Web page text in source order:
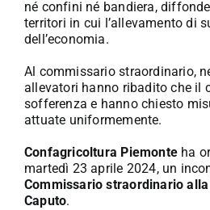
Lavora con noi
Contatti
né confini né bandiera,
territori in cui l’allevamento di
dell’economia.
Al commissario straordinario,
allevatori hanno ribadito che il
sofferenza e hanno chiesto
attuate uniformemente.
Confagricoltura Piemonte ha
martedì 23 aprile 2024, un
Commissario straordinario
Caputo.